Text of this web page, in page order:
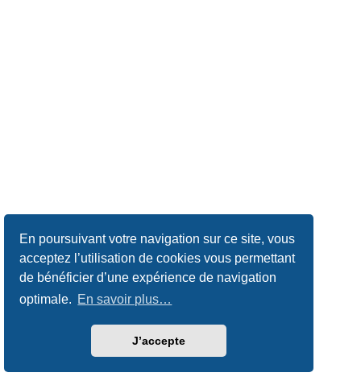
En poursuivant votre navigation sur ce site, vous
acceptez l’utilisation de cookies vous permettant
de bénéficier d’une expérience de navigation
optimale. En savoir plus…
J’accepte